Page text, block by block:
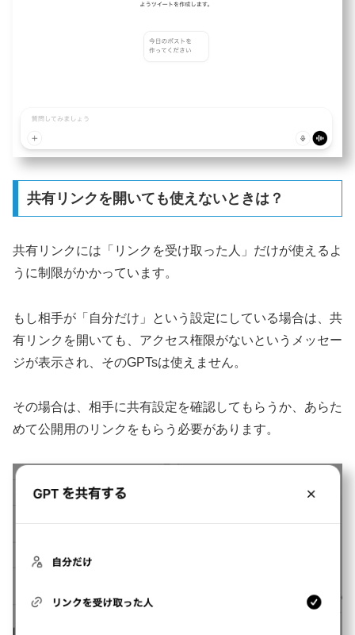
共有リンクを開いても使えないときは？
共有リンクには「リンクを受け取った人」だけが使えるよ
うに制限がかかっています。
もし相手が「自分だけ」という設定にしている場合は、共
有リンクを開いても、アクセス権限がないというメッセー
ジが表示され、そのGPTsは使えません。
その場合は、相手に共有設定を確認してもらうか、あらた
めて公開用のリンクをもらう必要があります。